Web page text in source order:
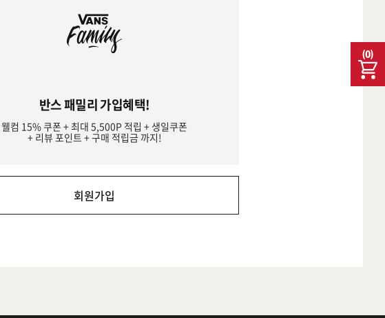
(0)
반스 패밀리 가입혜택!
웰컴 15% 쿠폰 + 최대 5,500P 적립 + 생일쿠폰
+ 리뷰 포인트 + 구매 적립금 까지!
회원가입